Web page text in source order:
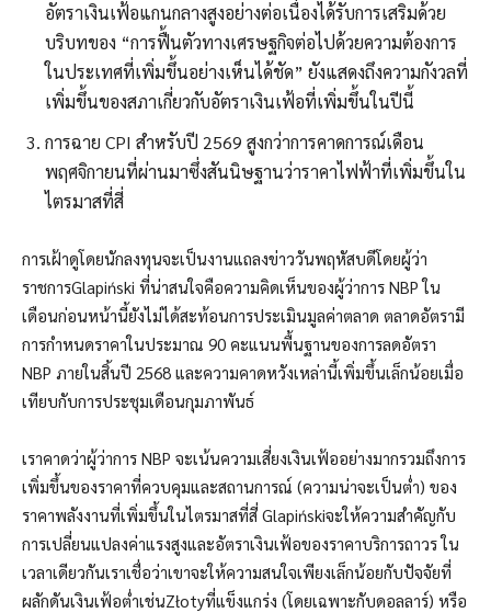
อัตราเงินเฟ้อแกนกลางสูงอย่างต่อเนื่องได้รับการเสริมด้วย
บริบทของ “การฟื้นตัวทางเศรษฐกิจต่อไปด้วยความต้องการ
ในประเทศที่เพิ่มขึ้นอย่างเห็นได้ชัด” ยังแสดงถึงความกังวลที่
เพิ่มขึ้นของสภาเกี่ยวกับอัตราเงินเฟ้อที่เพิ่มขึ้นในปีนี้
การฉาย CPI สำหรับปี 2569 สูงกว่าการคาดการณ์เดือน
พฤศจิกายนที่ผ่านมาซึ่งสันนิษฐานว่าราคาไฟฟ้าที่เพิ่มขึ้นใน
ไตรมาสที่สี่
การเฝ้าดูโดยนักลงทุนจะเป็นงานแถลงข่าววันพฤหัสบดีโดยผู้ว่า
ราชการGlapiński ที่น่าสนใจคือความคิดเห็นของผู้ว่าการ NBP ใน
เดือนก่อนหน้านี้ยังไม่ได้สะท้อนการประเมินมูลค่าตลาด ตลาดอัตรามี
การกำหนดราคาในประมาณ 90 คะแนนพื้นฐานของการลดอัตรา
NBP ภายในสิ้นปี 2568 และความคาดหวังเหล่านี้เพิ่มขึ้นเล็กน้อยเมื่อ
เทียบกับการประชุมเดือนกุมภาพันธ์
เราคาดว่าผู้ว่าการ NBP จะเน้นความเสี่ยงเงินเฟ้ออย่างมากรวมถึงการ
เพิ่มขึ้นของราคาที่ควบคุมและสถานการณ์ (ความน่าจะเป็นต่ำ) ของ
ราคาพลังงานที่เพิ่มขึ้นในไตรมาสที่สี่ Glapińskiจะให้ความสำคัญกับ
การเปลี่ยนแปลงค่าแรงสูงและอัตราเงินเฟ้อของราคาบริการถาวร ใน
เวลาเดียวกันเราเชื่อว่าเขาจะให้ความสนใจเพียงเล็กน้อยกับปัจจัยที่
ผลักดันเงินเฟ้อต่ำเช่นZłotyที่แข็งแกร่ง (โดยเฉพาะกับดอลลาร์) หรือ